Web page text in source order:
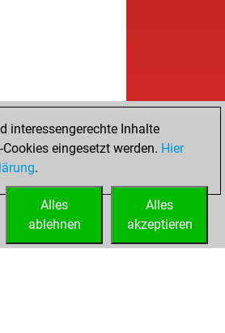
interessengerechte Inhalte
eingesetzt werden. Hier
.
Alles
akzeptieren
Alles
ablehnen